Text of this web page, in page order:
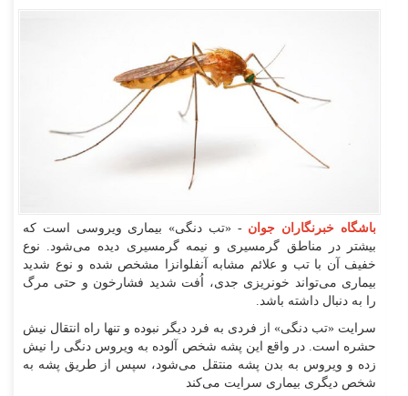
باشگاه خبرنگاران جوان - «تب دنگی» بیماری ویروسی است که
بیشتر در مناطق گرمسیری و نیمه گرمسیری دیده می‌شود. نوع
خفیف آن با تب و علائم مشابه آنفلوانزا مشخص شده و نوع شدید
بیماری می‌تواند خونریزی جدی، اُفت شدید فشارخون و حتی مرگ
را به دنبال داشته باشد.
سرایت «تب دنگی» از فردی به فرد دیگر نبوده و تنها راه انتقال نیش
حشره است. در واقع این پشه شخص آلوده به ویروس دنگی را نیش
زده و ویروس به بدن پشه منتقل می‌شود، سپس از طریق پشه به
شخص دیگری بیماری سرایت می‌کند